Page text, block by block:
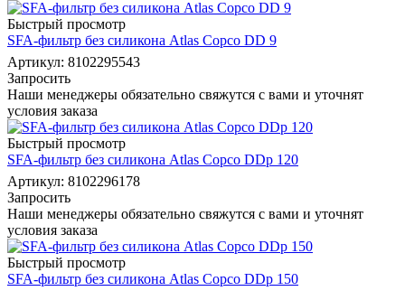
Быстрый просмотр
SFA-фильтр без силикона Atlas Copco DD 9
Артикул: 8102295543
Запросить
Наши менеджеры обязательно свяжутся с вами и уточнят
условия заказа
Быстрый просмотр
SFA-фильтр без силикона Atlas Copco DDp 120
Артикул: 8102296178
Запросить
Наши менеджеры обязательно свяжутся с вами и уточнят
условия заказа
Быстрый просмотр
SFA-фильтр без силикона Atlas Copco DDp 150